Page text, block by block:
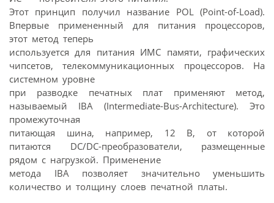
Этот принцип получил название POL (Point-of-Load).
Впервые примененный для питания процессоров,
этот метод теперь
используется для питания ИМС памяти, графических
чипсетов, телекоммуникационных процессоров. На
системном уровне
при разводке печатных плат применяют метод,
называемый IBA (Intermediate-Bus-Architecture). Это
промежуточная
питающая шина, например, 12 В, от которой
питаются DC/DC-преобразователи, размещенные
рядом с нагрузкой. Применение
метода IBA позволяет значительно уменьшить
количество и толщину слоев печатной платы.